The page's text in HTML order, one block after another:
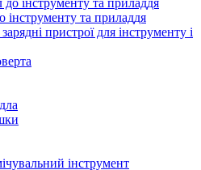
інструменту та приладдя
пристрої для інструменту і